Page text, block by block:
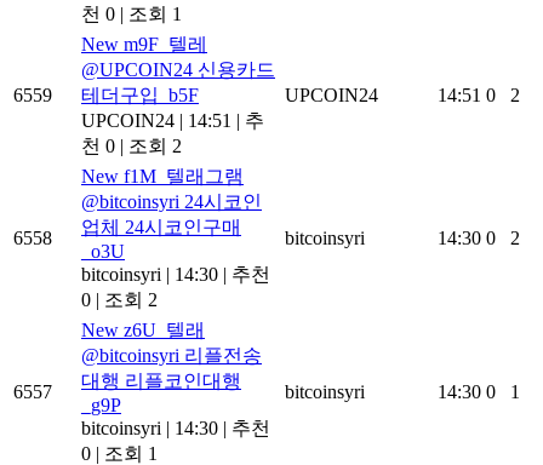
천 0 | 조회 1
6559
New m9F_텔레
@UPCOIN24 신용카드
테더구입_b5F
UPCOIN24 | 14:51 | 추
천 0 | 조회 2
UPCOIN24 14:51 0 2
6558
New f1M_텔래그램
@bitcoinsyri 24시코인
업체 24시코인구매
_o3U
bitcoinsyri | 14:30 | 추천
0 | 조회 2
bitcoinsyri 14:30 0 2
6557
New z6U_텔래
@bitcoinsyri 리플전송
대행 리플코인대행
_g9P
bitcoinsyri | 14:30 | 추천
0 | 조회 1
bitcoinsyri 14:30 0 1